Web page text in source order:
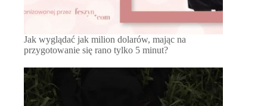
Jak wyglądać jak milion dolarów, mając na
przygotowanie się rano tylko 5 minut?